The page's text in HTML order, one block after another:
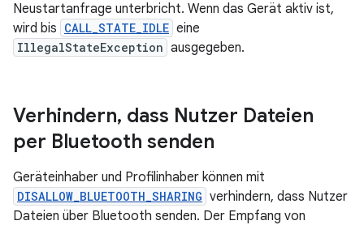
Neustartanfrage unterbricht. Wenn das Gerät aktiv ist,
wird bis CALL_STATE_IDLE eine
IllegalStateException ausgegeben.
Verhindern, dass Nutzer Dateien
per Bluetooth senden
Geräteinhaber und Profilinhaber können mit
DISALLOW_BLUETOOTH_SHARING verhindern, dass Nutzer
Dateien über Bluetooth senden. Der Empfang von